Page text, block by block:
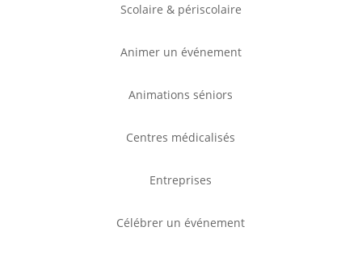
Scolaire & périscolaire
Animer un événement
Animations séniors
Centres médicalisés
Entreprises
Célébrer un événement